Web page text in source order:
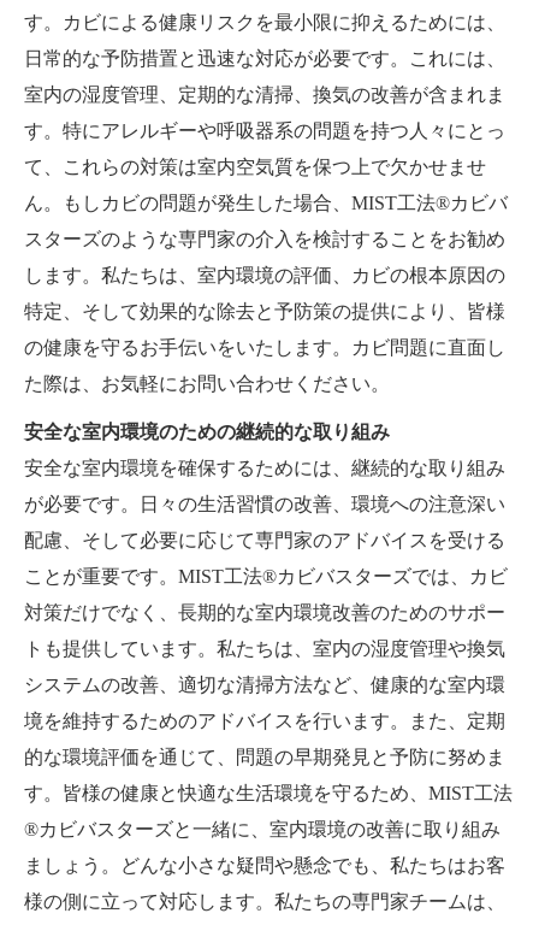
す。カビによる健康リスクを最小限に抑えるためには、
日常的な予防措置と迅速な対応が必要です。これには、
室内の湿度管理、定期的な清掃、換気の改善が含まれま
す。特にアレルギーや呼吸器系の問題を持つ人々にとっ
て、これらの対策は室内空気質を保つ上で欠かせませ
ん。もしカビの問題が発生した場合、MIST工法®カビバ
スターズのような専門家の介入を検討することをお勧め
します。私たちは、室内環境の評価、カビの根本原因の
特定、そして効果的な除去と予防策の提供により、皆様
の健康を守るお手伝いをいたします。カビ問題に直面し
た際は、お気軽にお問い合わせください。
安全な室内環境のための継続的な取り組み
安全な室内環境を確保するためには、継続的な取り組み
が必要です。日々の生活習慣の改善、環境への注意深い
配慮、そして必要に応じて専門家のアドバイスを受ける
ことが重要です。MIST工法®カビバスターズでは、カビ
対策だけでなく、長期的な室内環境改善のためのサポー
トも提供しています。私たちは、室内の湿度管理や換気
システムの改善、適切な清掃方法など、健康的な室内環
境を維持するためのアドバイスを行います。また、定期
的な環境評価を通じて、問題の早期発見と予防に努めま
す。皆様の健康と快適な生活環境を守るため、MIST工法
®カビバスターズと一緒に、室内環境の改善に取り組み
ましょう。どんな小さな疑問や懸念でも、私たちはお客
様の側に立って対応します。私たちの専門家チームは、